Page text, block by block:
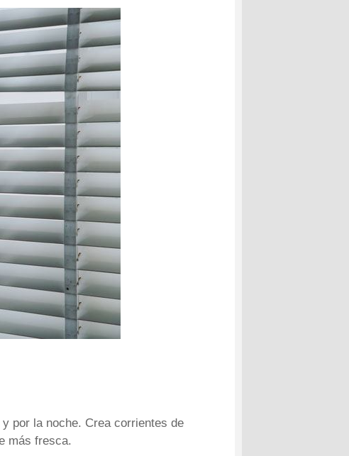
por la noche. Crea corrientes de
más fresca.